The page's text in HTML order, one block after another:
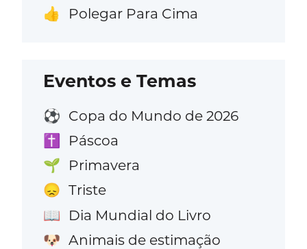
👍 Polegar Para Cima
Eventos e Temas
⚽ Copa do Mundo de 2026
✝️ Páscoa
🌱 Primavera
😞 Triste
📖 Dia Mundial do Livro
🐶 Animais de estimação